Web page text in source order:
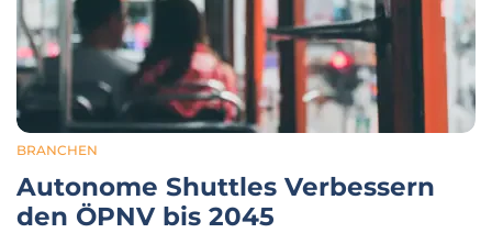
BRANCHEN
Autonome Shuttles Verbessern
den ÖPNV bis 2045